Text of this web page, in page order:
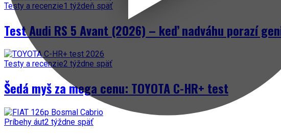
Testy a recenzie1 týždeň späť
Test Audi RS 5 Avant (2026) – keď nadváhu porazí
Testy a recenzie2 týždne späť
Šedá myš za mega cenu: TOYOTA C-HR+ test
Príbehy áut2 týždne späť